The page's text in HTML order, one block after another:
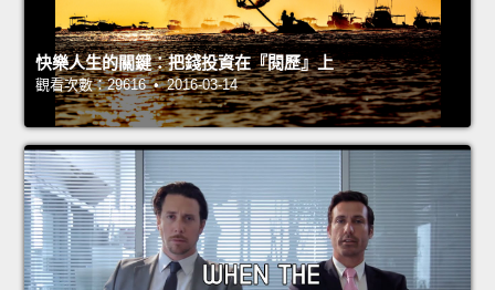
快樂人生的關鍵：把錢投資在『閱歷』上
觀看次數：29616 • 2016-03-14